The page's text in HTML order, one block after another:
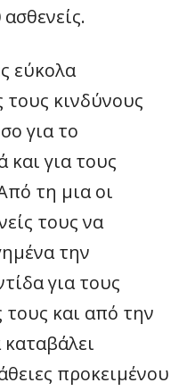
εύκολα
τους κινδύνους
για το
για τους
τη μια οι
τους να
την
για τους
τους και από την
προκειμένου